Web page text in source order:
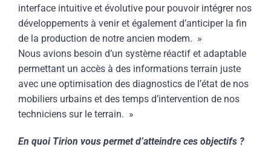
interface intuitive et évolutive pour pouvoir intégrer nos
développements à venir et également d’anticiper la fin
de la production de notre ancien modem. »
Nous avions besoin d’un système réactif et adaptable
permettant un accès à des informations terrain juste
avec une optimisation des diagnostics de l’état de nos
mobiliers urbains et des temps d’intervention de nos
techniciens sur le terrain. »
En quoi Tirion vous permet d’atteindre ces objectifs ?